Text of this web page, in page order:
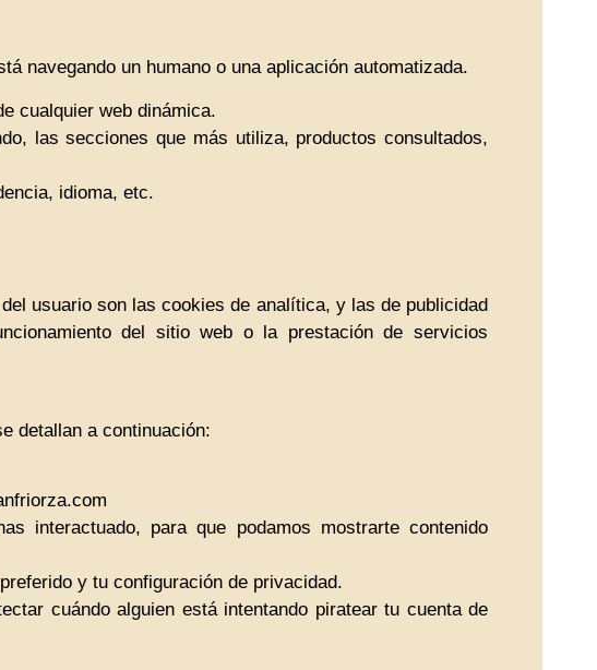
navegando un humano o una aplicación automatizada.
cualquier web dinámica.
las secciones que más utiliza, productos consultados,
idioma, etc.
usuario son las cookies de analítica, y las de publicidad
del sitio web o la prestación de servicios
detallan a continuación:
interactuado, para que podamos mostrarte contenido
y tu configuración de privacidad.
cuándo alguien está intentando piratear tu cuenta de